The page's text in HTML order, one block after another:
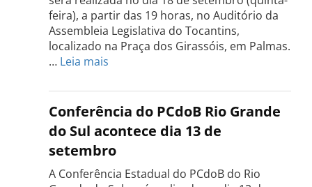
feira), a partir das 19 horas, no Auditório da
Assembleia Legislativa do Tocantins,
localizado na Praça dos Girassóis, em Palmas.
… Leia mais
Estadual
do
PCdoB
Tocantins
será
realizada
dia
Conferência do PCdoB Rio Grande
do Sul acontece dia 13 de
setembro
A Conferência Estadual do PCdoB do Rio